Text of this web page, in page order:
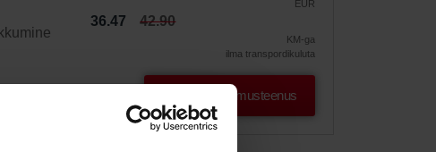
EUR
36.47 42.90
KM-ga
ilma transpordikuluta
Osta tellimusteenus